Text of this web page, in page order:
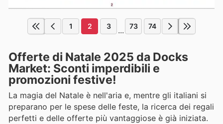
1 2 3 ... 73 74
Offerte di Natale 2025 da Docks
Market: Sconti imperdibili e
promozioni festive!
La magia del Natale è nell'aria e, mentre gli italiani si
preparano per le spese delle feste, la ricerca dei regali
perfetti e delle offerte più vantaggiose è già iniziata.